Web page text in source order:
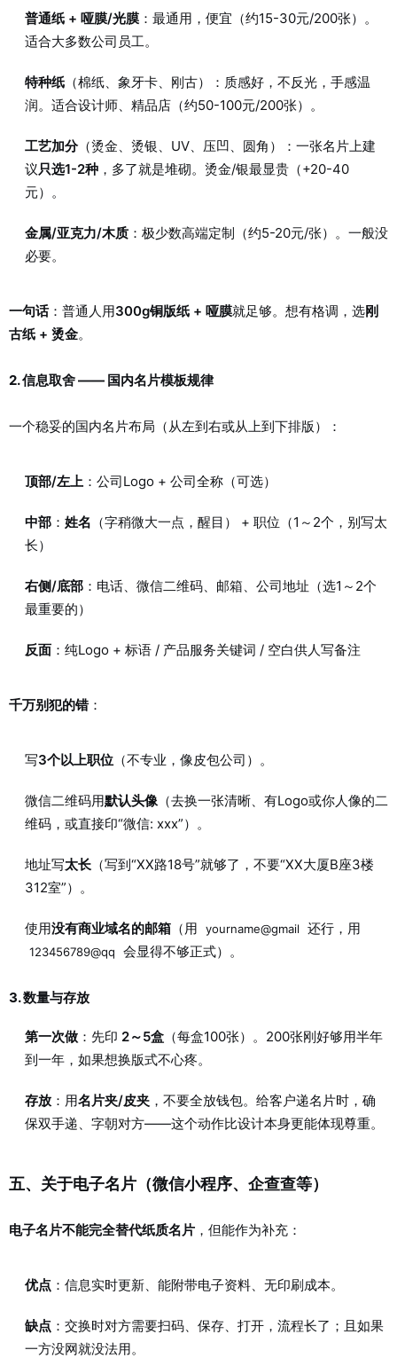
普通纸 + 哑膜/光膜 ：最通用，便宜（约15-30元/200张）。
适合大多数公司员工。
特种纸 （棉纸、象牙卡、刚古）：质感好，不反光，手感温
润。适合设计师、精品店（约50-100元/200张）。
工艺加分（烫金、烫银、UV、压凹、圆角）：一张名片上建
议只选1-2种 ，多了就是堆砌。烫金/银最显贵（+20-40
元）。
金属/亚克力/木质 ：极少数高端定制（约5-20元/张）。一般没
必要。
一句话：普通人用300g铜版纸 + 哑膜就足够。想有格调，选刚
古纸 + 烫金。
2. 信息取舍 —— 国内名片模板规律
一个稳妥的国内名片布局（从左到右或从上到下排版）：
顶部/左上 ：公司Logo + 公司全称（可选）
中部 ： 姓名 （字稍微大一点，醒目） + 职位（1～2个，别写太
长）
右侧/底部 ：电话、微信二维码、邮箱、公司地址（选1～2个
最重要的）
反面 ：纯Logo + 标语 / 产品服务关键词 / 空白供人写备注
千万别犯的错：
写3个以上职位 （不专业，像皮包公司）。
微信二维码用默认头像（去换一张清晰、有Logo或你人像的二
维码，或直接印“微信: xxx”）。
地址写太长 （写到“XX路18号”就够了，不要“XX大厦B座3楼
312室”）。
使用没有商业域名的邮箱 （用 yourname@gmail 还行，用
123456789@qq 会显得不够正式）。
3. 数量与存放
第一次做 ：先印 2～5盒 （每盒100张）。200张刚好够用半年
到一年，如果想换版式不心疼。
存放 ：用名片夹/皮夹 ，不要全放钱包。给客户递名片时，确
保双手递、字朝对方——这个动作比设计本身更能体现尊重。
五、关于电子名片（微信小程序、企查查等）
电子名片不能完全替代纸质名片 ，但能作为补充：
优点 ：信息实时更新、能附带电子资料、无印刷成本。
缺点 ：交换时对方需要扫码、保存、打开，流程长了；且如果
一方没网就没法用。